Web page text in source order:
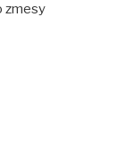
zmesy